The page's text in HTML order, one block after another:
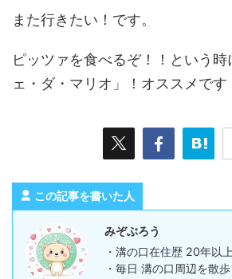
また行きたい！です。
ピッツァを食べるぞ！！という
ェ・ダ・マリオ」！オススメです
この記事を書いた人
みぞぶろう
・溝の口在住歴 20年以上
・毎日 溝の口周辺を散